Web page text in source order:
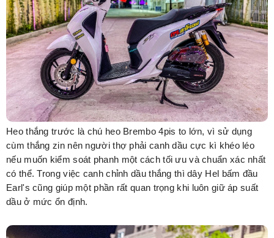
Heo thắng trước là chú heo Brembo 4pis to lớn, vì sử dụng
cùm thắng zin nên người thợ phải canh dầu cực kì khéo léo
nếu muốn kiểm soát phanh một cách tối ưu và chuẩn xác nhất
có thể. Trong việc canh chỉnh dầu thắng thì dây Hel bấm đầu
Earl's cũng giúp một phần rất quan trọng khi luôn giữ áp suất
dầu ở mức ổn định.